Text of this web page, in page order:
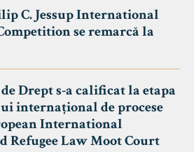
C. Jessup International
se remarcă la
Drept s-a calificat la etapa
internațional de procese
International
Refugee Law Moot Court